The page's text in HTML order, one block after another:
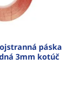
páska
3mm kotúč